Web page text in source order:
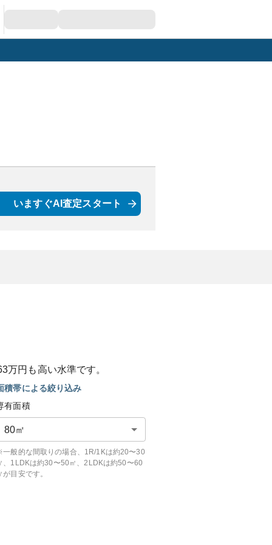
いますぐAI査定スタート
万円も高い水準です。
積帯による絞り込み
有面積
80㎡
般的な間取りの場合、1R/1Kは約20〜30
、1LDKは約30〜50㎡、2LDKは約50〜60
が目安です。